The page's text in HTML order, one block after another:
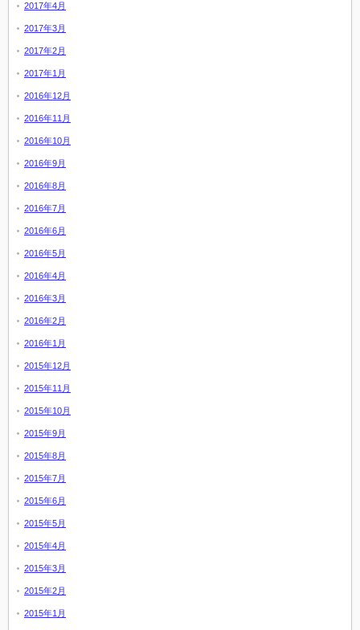
2017年4月
2017年3月
2017年2月
2017年1月
2016年12月
2016年11月
2016年10月
2016年9月
2016年8月
2016年7月
2016年6月
2016年5月
2016年4月
2016年3月
2016年2月
2016年1月
2015年12月
2015年11月
2015年10月
2015年9月
2015年8月
2015年7月
2015年6月
2015年5月
2015年4月
2015年3月
2015年2月
2015年1月